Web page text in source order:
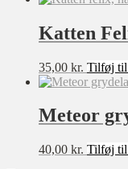
Katten
35,00 kr. Tilføj
Meteor
40,00 kr. Tilføj